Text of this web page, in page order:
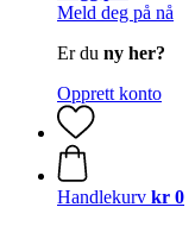
Meld deg på nå
Er du ny her?
Opprett konto
Handlekurv kr 0